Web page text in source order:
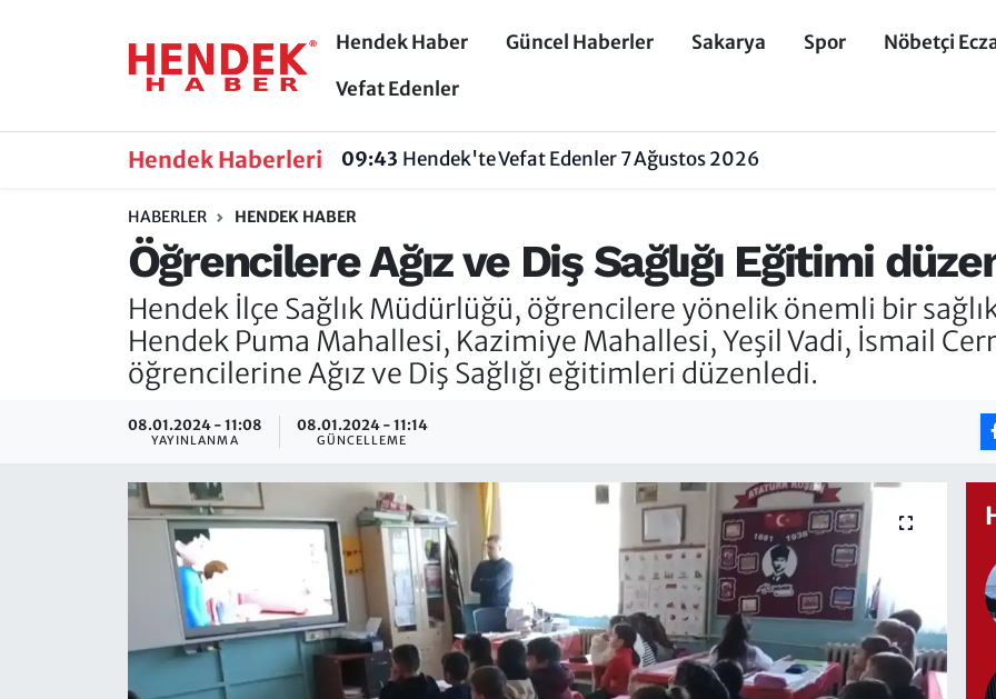
Hendek Haber Güncel Haberler Sakarya Spor
Nöbetçi
Vefat Edenler
Hendek Haberleri 09:43 Hendek'te Vefat Edenler 7 Ağustos 2026
HABERLER HENDEK HABER
Öğrencilere Ağız ve Diş Sağlığı Eğitimi
Hendek İlçe Sağlık Müdürlüğü, öğrencilere yönelik önemli bir
Hendek Puma Mahallesi, Kazimiye Mahallesi, Yeşil Vadi, İsmail
öğrencilerine Ağız ve Diş Sağlığı eğitimleri düzenledi.
08.01.2024 - 11:08
YAYINLANMA
08.01.2024 - 11:14
GÜNCELLEME
Hendek Haber
Nöbetçi Eczaneler
Vefat Edenler
Hendek Haber
Sakarya
Hakkında
Hendek Haber Reklam Servisi
İletişim
Sakarya Nöbetçi Eczaneler
Süper Lig Puan Durumu ve Fikstür
Tüm Manşetler
Son Dakika Haberleri
Haber Arşivi